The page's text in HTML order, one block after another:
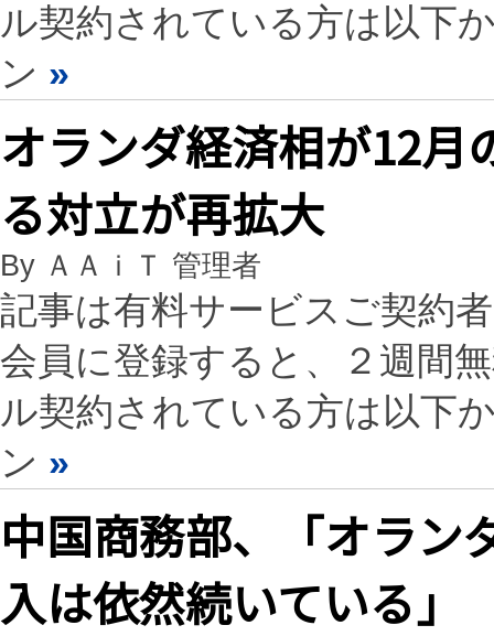
ル契約されている方は以下
ン »
オランダ経済相が12
る対立が再拡大
By ＡＡｉＴ 管理者
記事は有料サービスご契約
会員に登録すると、２週間
ル契約されている方は以下
ン »
中国商務部、「オラン
入は依然続いている」